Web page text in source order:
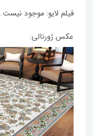
فیلم لایو: موجود نیست.
عکس ژورنالی: